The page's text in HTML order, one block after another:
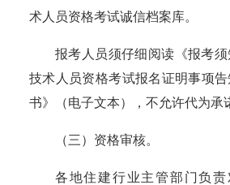
术人员资格考试诚信档案库。
报考人员须仔细阅读《报考
技术人员资格考试报名证明事项
书》（电子文本），不允许代为承
（三）资格审核。
各地住建行业主管部门负